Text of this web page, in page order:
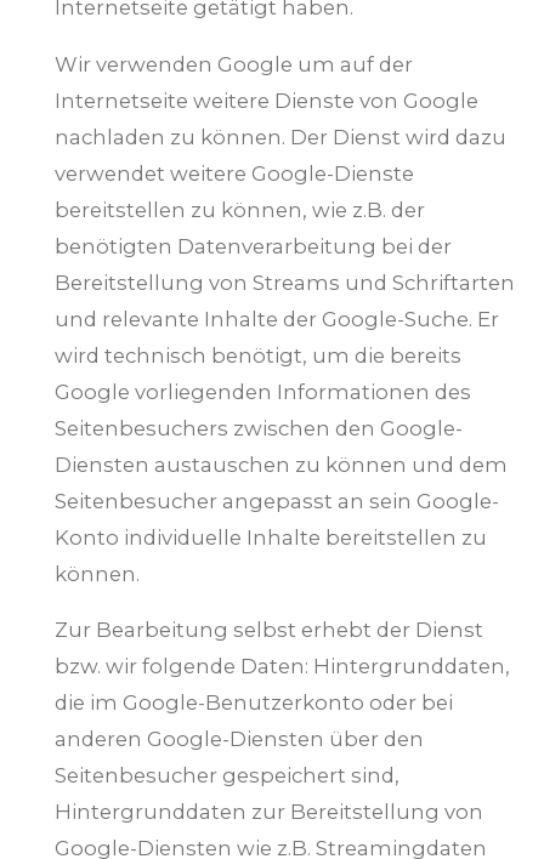
Internetseite getätigt haben.
Wir verwenden Google um auf der
Internetseite weitere Dienste von Google
nachladen zu können. Der Dienst wird dazu
verwendet weitere Google-Dienste
bereitstellen zu können, wie z.B. der
benötigten Datenverarbeitung bei der
Bereitstellung von Streams und Schriftarten
und relevante Inhalte der Google-Suche. Er
wird technisch benötigt, um die bereits
Google vorliegenden Informationen des
Seitenbesuchers zwischen den Google-
Diensten austauschen zu können und dem
Seitenbesucher angepasst an sein Google-
Konto individuelle Inhalte bereitstellen zu
können.
Zur Bearbeitung selbst erhebt der Dienst
bzw. wir folgende Daten: Hintergrunddaten,
die im Google-Benutzerkonto oder bei
anderen Google-Diensten über den
Seitenbesucher gespeichert sind,
Hintergrunddaten zur Bereitstellung von
Google-Diensten wie z.B. Streamingdaten